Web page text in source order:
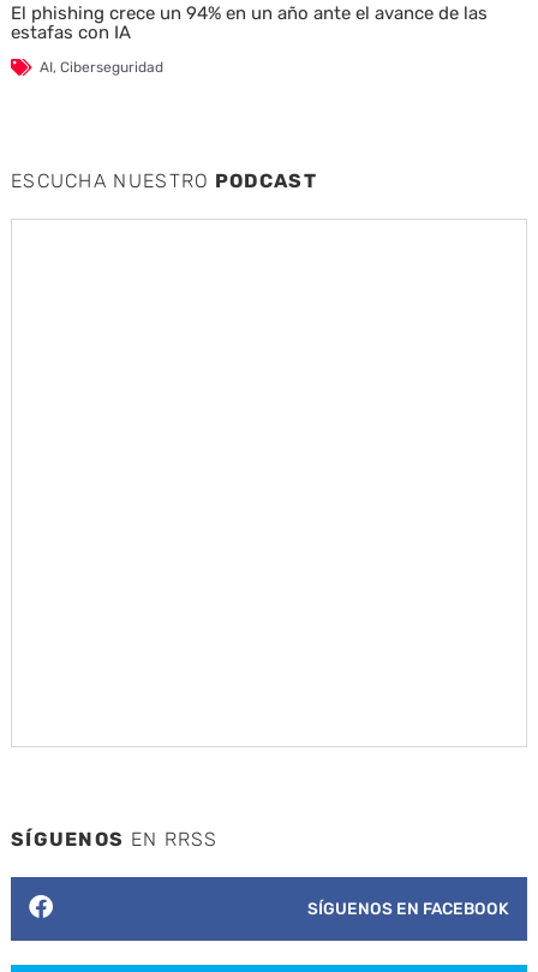
El phishing crece un 94% en un año ante el avance de las
estafas con IA
AI, Ciberseguridad
ESCUCHA NUESTRO PODCAST
SÍGUENOS EN RRSS
SÍGUENOS EN FACEBOOK